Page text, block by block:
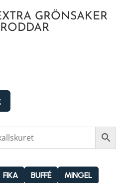
GRÖNSAKER
FIKA BUFFÉ
MINGEL